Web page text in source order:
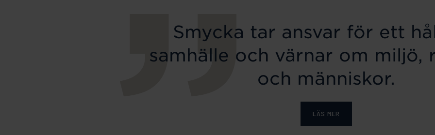
Smycka tar ansvar för ett
samhälle och värnar om miljö,
och människor.
LÄS MER